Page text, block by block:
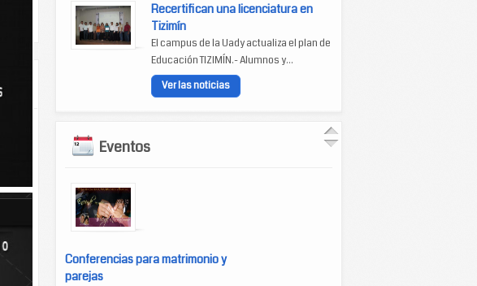
Recertifican una licenciatura en
Tizimín
El campus de la Uady actualiza el plan de
Educación TIZIMÍN.- Alumnos y...
Ver las noticias
Eventos
Conferencias para matrimonio y
parejas